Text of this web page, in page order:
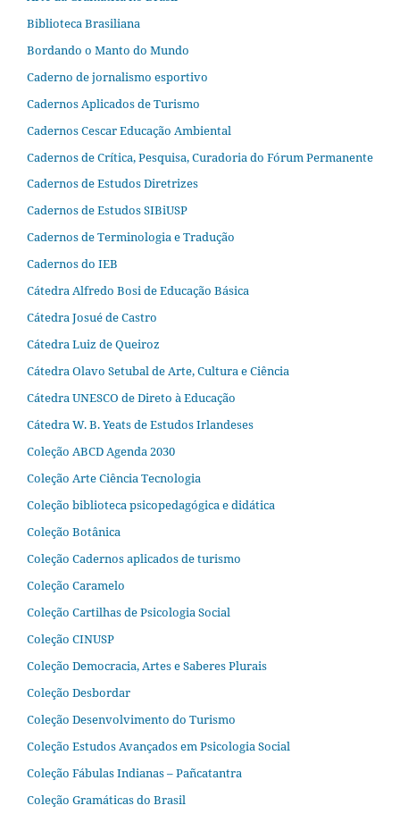
Biblioteca Brasiliana
Bordando o Manto do Mundo
Caderno de jornalismo esportivo
Cadernos Aplicados de Turismo
Cadernos Cescar Educação Ambiental
Cadernos de Crítica, Pesquisa, Curadoria do Fórum Permanente
Cadernos de Estudos Diretrizes
Cadernos de Estudos SIBiUSP
Cadernos de Terminologia e Tradução
Cadernos do IEB
Cátedra Alfredo Bosi de Educação Básica
Cátedra Josué de Castro
Cátedra Luiz de Queiroz
Cátedra Olavo Setubal de Arte, Cultura e Ciência
Cátedra UNESCO de Direto à Educação
Cátedra W. B. Yeats de Estudos Irlandeses
Coleção ABCD Agenda 2030
Coleção Arte Ciência Tecnologia
Coleção biblioteca psicopedagógica e didática
Coleção Botânica
Coleção Cadernos aplicados de turismo
Coleção Caramelo
Coleção Cartilhas de Psicologia Social
Coleção CINUSP
Coleção Democracia, Artes e Saberes Plurais
Coleção Desbordar
Coleção Desenvolvimento do Turismo
Coleção Estudos Avançados em Psicologia Social
Coleção Fábulas Indianas – Pañcatantra
Coleção Gramáticas do Brasil